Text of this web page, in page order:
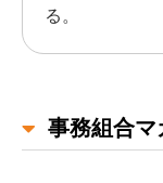
る。
事務組合